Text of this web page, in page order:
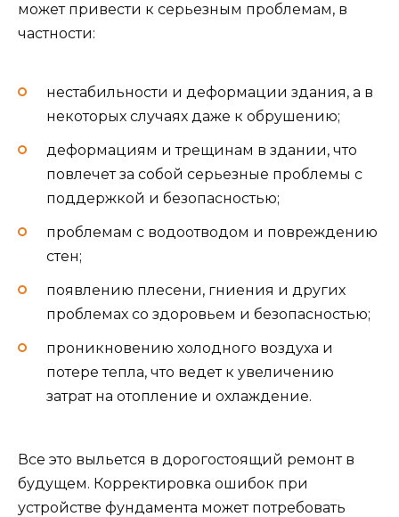
может привести к серьезным проблемам, в
частности:
нестабильности и деформации здания, а в
некоторых случаях даже к обрушению;
деформациям и трещинам в здании, что
повлечет за собой серьезные проблемы с
поддержкой и безопасностью;
проблемам с водоотводом и повреждению
стен;
появлению плесени, гниения и других
проблемах со здоровьем и безопасностью;
проникновению холодного воздуха и
потере тепла, что ведет к увеличению
затрат на отопление и охлаждение.
Все это выльется в дорогостоящий ремонт в
будущем. Корректировка ошибок при
устройстве фундамента может потребовать